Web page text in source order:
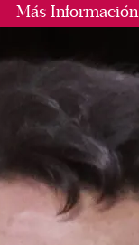
Más Información